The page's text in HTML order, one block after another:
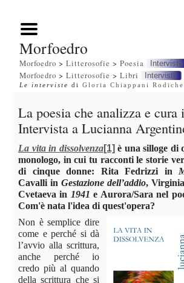
Morfoedro
Morfoedro > Litterosofie > Poesia Interviste
Morfoedro > Litterosofie > Libri Interviste
Le interviste di Gloria Chiappani
La poesia che analizza e
Intervista a Lucianna
La vita in dissolvenza[1] è una silloge di
monologo, in cui tu racconti le storie
di cinque donne: Rita Fedrizzi in
Cavalli in Gestazione dell’addio,
Cvetaeva in 1941 e Aurora/Sara nel
Com'è nata l'idea di quest'opera?
Non è semplice dire
come e perché si dà
l’avvio alla scrittura,
anche perché io
credo più al quando
della scrittura che si